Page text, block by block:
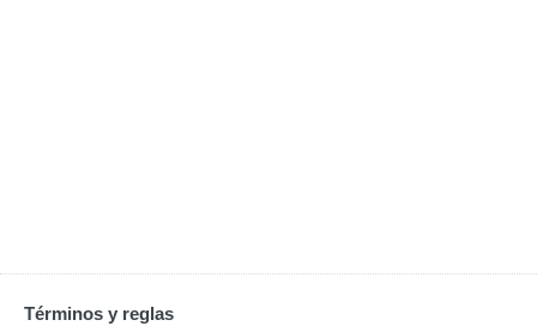
Términos y reglas